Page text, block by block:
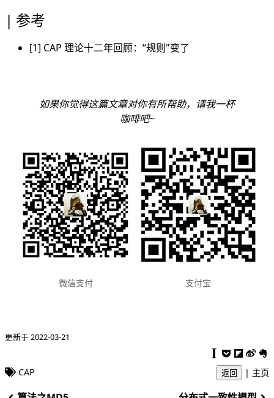
参考
[1] CAP 理论十二年回顾：“规则"变了
如果你觉得这篇文章对你有所帮助，请我一杯
咖啡吧~
微信支付 支付宝
更新于 2022-03-21
CAP 返回 | 主页